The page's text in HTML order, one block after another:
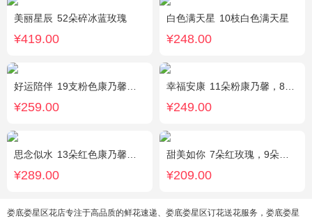
美丽星辰 52朵碎冰蓝玫瑰
¥419.00
白色满天星 10枝白色满天星
¥248.00
好运陪伴 19支粉色康乃馨，3支多头香水百合，搭配满天星、黄莺装饰。
¥259.00
幸福安康 11朵粉康乃馨，8朵粉玫瑰，搭配相思梅、黄莺穿插点缀。
¥249.00
思念似水 13朵红色康乃馨，5朵粉玫瑰，粉色洋桔梗、红豆、尤加利搭配
¥289.00
甜美如你 7朵红玫瑰，9朵戴安娜粉玫瑰，白色满天星丰满间插，尤加利搭配
¥209.00
娄底娄星区花店专注于高品质的鲜花速递、娄底娄星区订花送花服务，娄底娄星